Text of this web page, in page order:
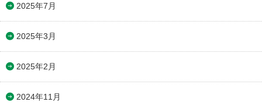
2025年7月
2025年3月
2025年2月
2024年11月